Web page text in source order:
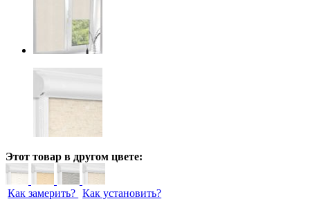
Этот товар в другом цвете:
Как замерить? Как установить?